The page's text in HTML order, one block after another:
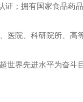
证；拥有国家食品药
院、科研院所、高
世界先进水平为奋斗